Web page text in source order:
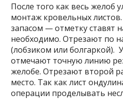
После того как весь желоб
монтаж кровельных
запасом — отметку ставят
необходимо. Отрезают по
(лобзиком или болгаркой).
отмечают точную линию
желобе. Отрезают второй
место. Так как лист
операции проделывать